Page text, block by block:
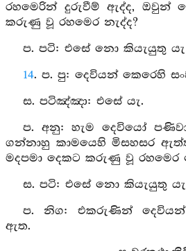
රහමෙරින් දුරුවීම් ඇද්ද, ඔවුන්
කරුණු වූ රහමෙර නැද්ද?
ප. පටි: එසේ නො කියැයුතු
14. ප. පු: දෙවියන් කෙරෙහි
ස. පටිඤ්ඤා: එසේ යැ.
ප. අනු: හැම දෙවියෝ
ගන්නාහු කාමයෙහි මිසහසර
මදපමා දෙකට කරුණු වූ රහමෙර
ස. පටි: එසේ නො කියැයුතු
ප. නිග: එකරුණින් දෙවියන්
ඇත.